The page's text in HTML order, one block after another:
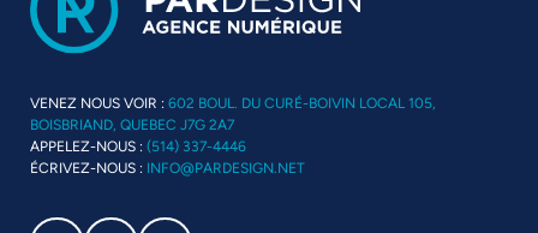
VENEZ NOUS VOIR : 602 BOUL. DU CURÉ-BOIVIN LOCAL 105,
BOISBRIAND, QUEBEC J7G 2A7
APPELEZ-NOUS : (514) 337-4446
ÉCRIVEZ-NOUS : INFO@PARDESIGN.NET